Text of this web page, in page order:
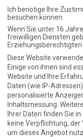
Kurze Prozesse
Das Flammenschwert
NIEMALS UND AUCH
Weite Reisen
Ich benötige Ihre
besuchen können.
Wenn Sie unter 16
freiwilligen Diensten
Diese Website
Einige von ihnen sind
Website und Ihre
Daten (wie IP-
personalisierte
Inhaltsmessung.
Ihrer Daten finden Sie in
keine Verpflichtung,
um dieses Angebot